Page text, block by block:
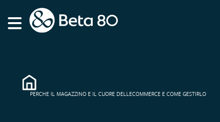
PERCHE IL MAGAZZINO E IL CUORE DELLECOMMERCE E COME GESTIRLO